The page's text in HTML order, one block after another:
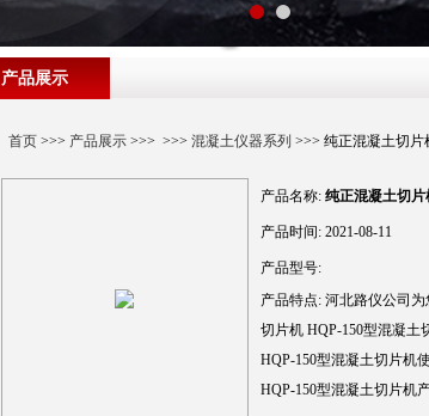
产品展示
首页>>> 产品展示>>> >>> 混凝土仪器系列 >>> 纯正混凝土切片
产品名称: 纯正混凝土切片
产品时间: 2021-08-11
产品型号:
产品特点: 河北路仪公司为
切片机 HQP-150型混凝土
HQP-150型混凝土切片机
HQP-150型混凝土切片机